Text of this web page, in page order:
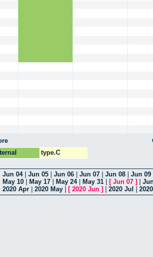
type.C
Jun 04| Jun 05 Jun 06 Jun 07 Jun 08 Jun 09
May 10 May 17 May 24| May 31 [ Jun 07 ]
2020 Apr 2020 May [ 2020 Jun ] 2020 Jul